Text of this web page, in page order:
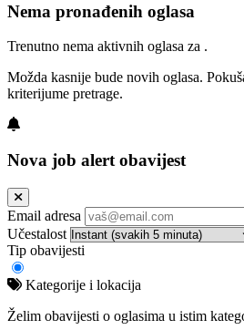
Nema pronađenih oglasa
Trenutno nema aktivnih oglasa za .
Možda kasnije bude novih oglasa.
kriterijume pretrage.
Nova job alert obavijest
Email adresa
Učestalost
Tip obavijesti
Kategorije i lokacija
Želim obavijesti o oglasima u istim